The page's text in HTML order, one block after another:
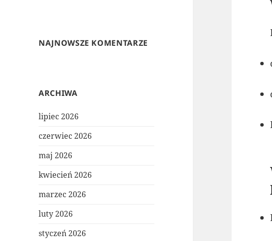
NAJNOWSZE KOMENTARZE
ARCHIWA
lipiec 2026
czerwiec 2026
maj 2026
kwiecień 2026
marzec 2026
luty 2026
styczeń 2026